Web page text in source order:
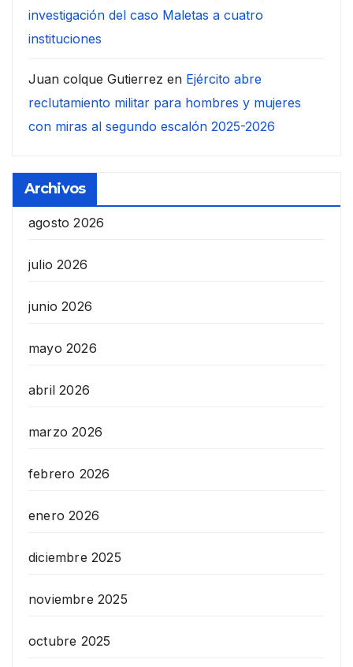
investigación del caso Maletas a cuatro
instituciones
Juan colque Gutierrez en Ejército abre
reclutamiento militar para hombres y mujeres
con miras al segundo escalón 2025-2026
Archivos
agosto 2026
julio 2026
junio 2026
mayo 2026
abril 2026
marzo 2026
febrero 2026
enero 2026
diciembre 2025
noviembre 2025
octubre 2025